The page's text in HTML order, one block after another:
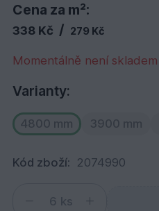
Cena za m²:
338 Kč / 279 Kč
Momentálně není skladem
Varianty:
4800 mm 3900 mm
Kód zboží: 2074990
ks